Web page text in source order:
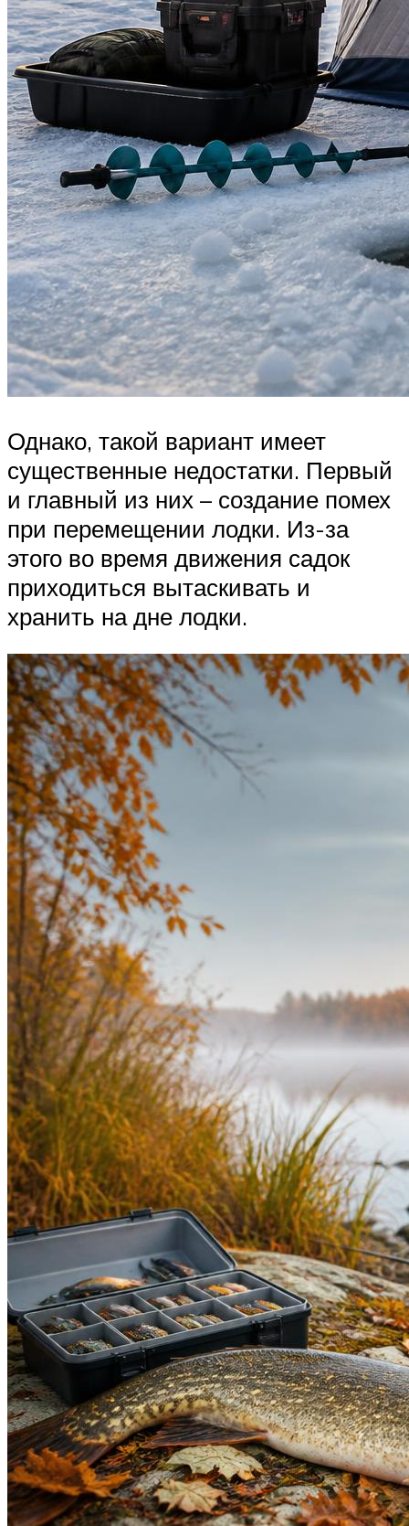
Однако, такой вариант имеет
существенные недостатки. Первый
и главный из них – создание помех
при перемещении лодки. Из-за
этого во время движения садок
приходиться вытаскивать и
хранить на дне лодки.